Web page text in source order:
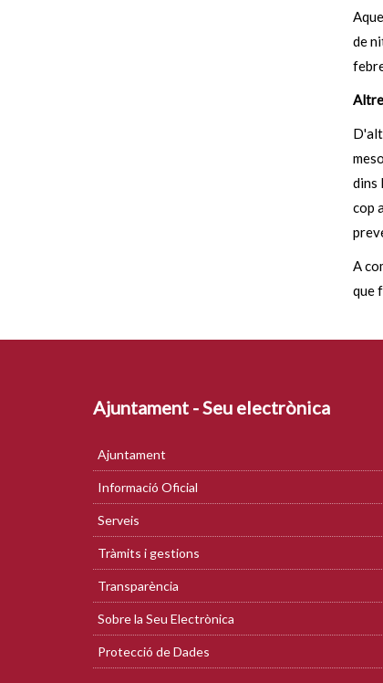
de
dins
cop
A
que
Ajuntament - Seu electrònica
Ajuntament
Informació Oficial
Serveis
Tràmits i gestions
Transparència
Sobre la Seu Electrònica
Protecció de Dades